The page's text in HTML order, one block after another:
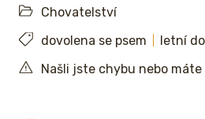
Chovatelství
dovolena se psem
letní
Našli jste chybu nebo